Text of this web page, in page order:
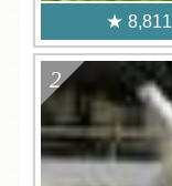
8,811